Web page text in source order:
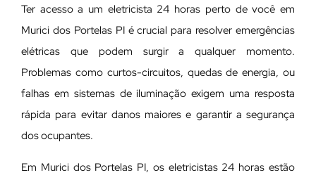
Ter acesso a um eletricista 24 horas perto de você em
Murici dos Portelas PI é crucial para resolver emergências
elétricas que podem surgir a qualquer momento.
Problemas como curtos-circuitos, quedas de energia, ou
falhas em sistemas de iluminação exigem uma resposta
rápida para evitar danos maiores e garantir a segurança
dos ocupantes.
Em Murici dos Portelas PI, os eletricistas 24 horas estão